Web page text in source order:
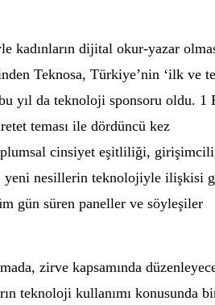
kadınların dijital okur-yazar
Teknosa, Türkiye’nin ‘ilk ve
yıl da teknoloji sponsoru oldu. 1
teması ile dördüncü kez
cinsiyet eşitliliği,
yeni nesillerin teknolojiyle ilişkisi
gün süren paneller ve söyleşiler
zirve kapsamında
teknoloji kullanımı konusunda